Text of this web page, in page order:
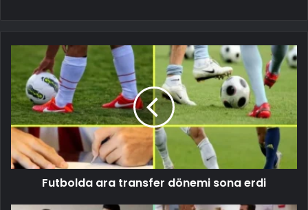
Futbolda ara transfer dönemi sona erdi